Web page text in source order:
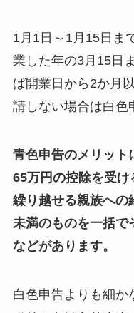
1月1日～1月15日ま
業した年の3月15日
ば開業日から2か月
請しない場合は白色
青色申告のメリット
65万円の控除を受
繰り越せる親族への
未満のものを一括で
などがあります。
白色申告よりも細か